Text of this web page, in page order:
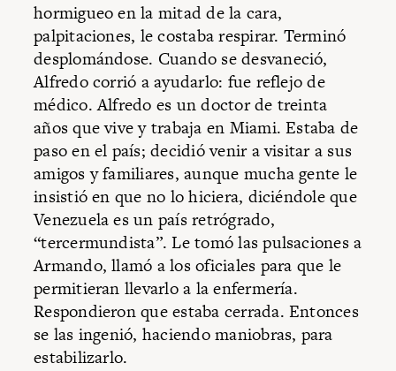
hormigueo en la mitad de la cara,
palpitaciones, le costaba respirar. Terminó
desplomándose. Cuando se desvaneció,
Alfredo corrió a ayudarlo: fue reflejo de
médico. Alfredo es un doctor de treinta
años que vive y trabaja en Miami. Estaba de
paso en el país; decidió venir a visitar a sus
amigos y familiares, aunque mucha gente le
insistió en que no lo hiciera, diciéndole que
Venezuela es un país retrógrado,
“tercermundista”. Le tomó las pulsaciones a
Armando, llamó a los oficiales para que le
permitieran llevarlo a la enfermería.
Respondieron que estaba cerrada. Entonces
se las ingenió, haciendo maniobras, para
estabilizarlo.